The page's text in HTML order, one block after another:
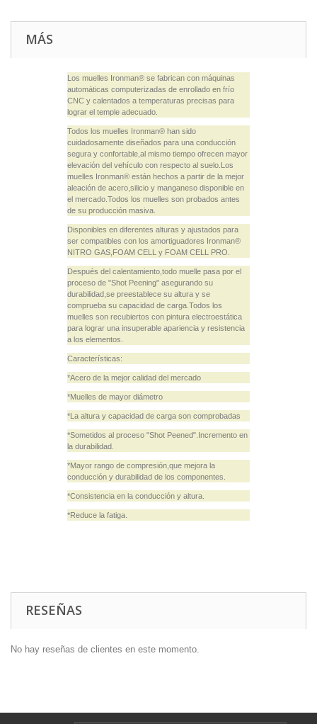
MÁS
Los muelles Ironman® se fabrican con máquinas
automáticas computerizadas de enrollado en frío
CNC y calentados a temperaturas precisas para
lograr el temple adecuado.
Todos los muelles Ironman® han sido
cuidadosamente diseñados para una conducción
segura y confortable,al mismo tiempo ofrecen mayor
elevación del vehículo con respecto al suelo.Los
muelles Ironman® están hechos a partir de la mejor
aleación de acero,silicio y manganeso disponible en
el mercado.Todos los muelles son probados antes
de su producción masiva.
Disponibles en diferentes alturas y ajustados para
ser compatibles con los amortiguadores Ironman®
NITRO GAS,FOAM CELL y FOAM CELL PRO.
Después del calentamiento,todo muelle pasa por el
proceso de "Shot Peening" asegurando su
durabilidad,se preestablece su altura y se
comprueba su capacidad de carga.Todos los
muelles son recubiertos con pintura electroestática
para lograr una insuperable apariencia y resistencia
a los elementos.
Características:
*Acero de la mejor calidad del mercado
*Muelles de mayor diámetro
*La altura y capacidad de carga son comprobadas
*Sometidos al proceso "Shot Peened".Incremento en
la durabilidad.
*Mayor rango de compresión,que mejora la
conducción y durabilidad de los componentes.
*Consistencia en la conducción y altura.
*Reduce la fatiga.
RESEÑAS
No hay reseñas de clientes en este momento.